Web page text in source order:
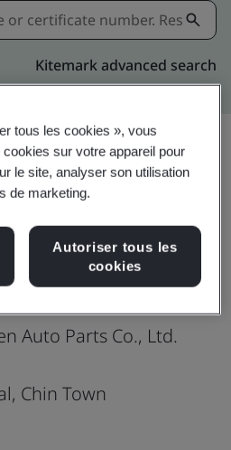
Kitemark advanced search
Partager:
Auto Parts Co., Ltd.
Chin Town
tous les cookies », vous
sur votre appareil pour
le site, analyser son utilisation
de marketing.
Autoriser tous les
cookies